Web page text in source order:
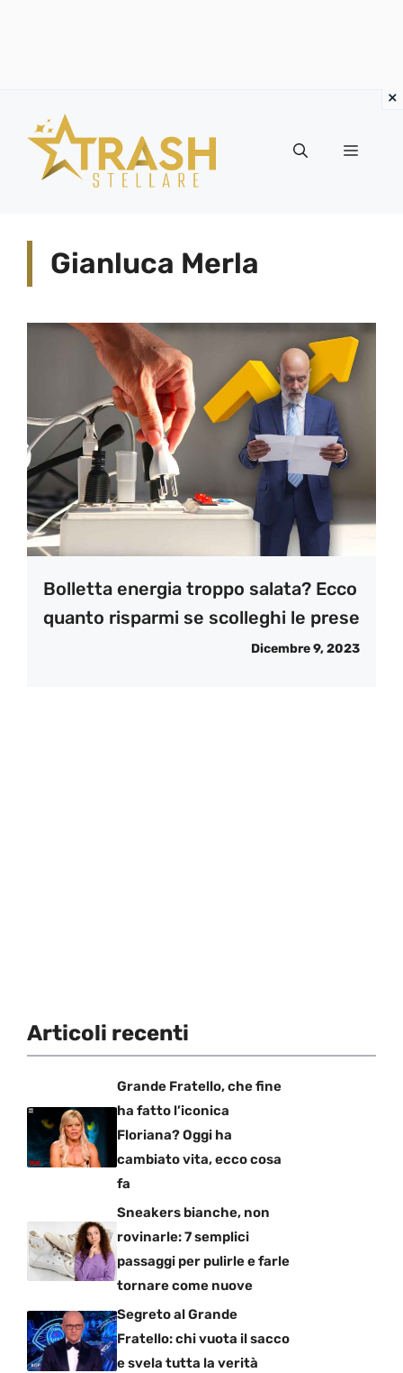
contenuto
Menu
Gianluca Merla
Bolletta energia troppo salata? Ecco
quanto risparmi se scolleghi le prese
Dicembre 9, 2023
Articoli recenti
Grande Fratello, che fine
ha fatto l’iconica
Floriana? Oggi ha
cambiato vita, ecco cosa
fa
Sneakers bianche, non
rovinarle: 7 semplici
passaggi per pulirle e farle
tornare come nuove
Segreto al Grande
Fratello: chi vuota il sacco
e svela tutta la verità